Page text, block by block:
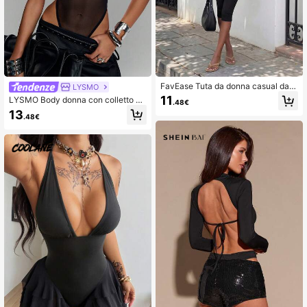
LYSMO
LYSMO Body donna con colletto a
bottoni, in rete trasparente con inse
rti, sexy
13.48€
FavEase Tuta da donna casual da p
endolarismo con scollo a V profond
o, sexy e aderente
11 .48€